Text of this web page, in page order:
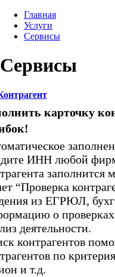
Главная
Услуги
Сервисы
Сервисы
карточку
ИНН любой
заполнится
“Проверка
из ЕГРЮЛ,
о
деятельности.
контрагентов
по
и т.д.